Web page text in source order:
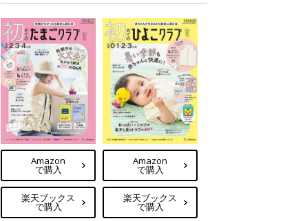
Amazon
で購入
楽天ブックス
で購入
Amazon
で購入
楽天ブックス
で購入